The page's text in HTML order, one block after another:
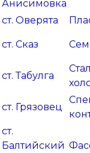
Анисимовка
ст. Оверята
ст. Сказ
ст. Табулга
ст. Грязовец
ст.
Балтийский